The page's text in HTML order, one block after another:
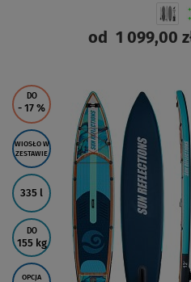
od1 099,00
DO
- 17 %
WIOSŁO W
ZESTAWIE
335 l
DO
155 kg
OPCJA